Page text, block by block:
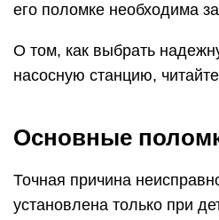
его поломке необходима
О том, как выбрать
насосную станцию,
Основные
Точная причина
установлена только при